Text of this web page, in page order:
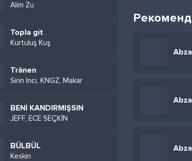
Alim Zu
Topla git
Kurtuluş Kuş
Tränen
Sirin Inci, KNGZ, Makar
BENİ KANDIRMIŞSIN
JEFF, ECE SEÇKİN
BÜLBÜL
Keskin